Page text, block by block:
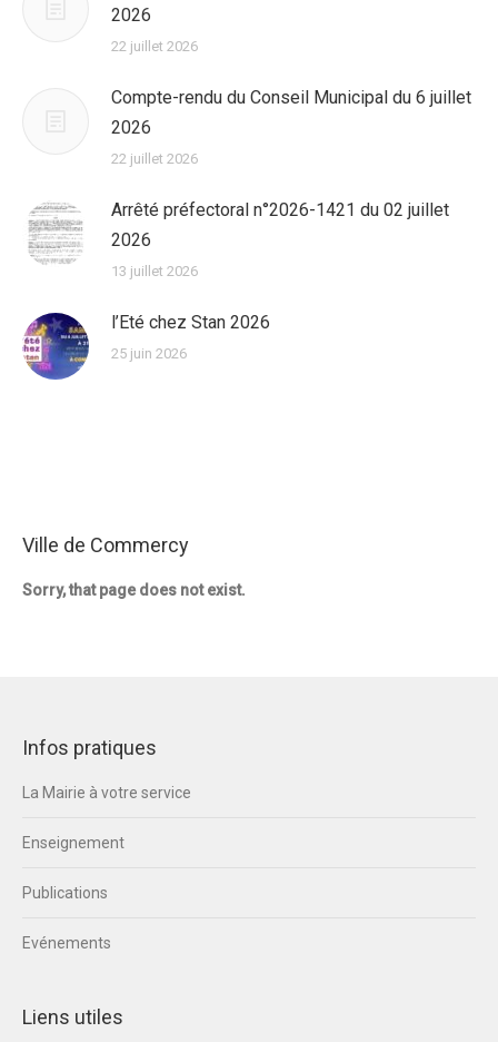
2026
22 juillet 2026
Compte-rendu du Conseil Municipal du 6 juillet
2026
22 juillet 2026
Arrêté préfectoral n°2026-1421 du 02 juillet
2026
13 juillet 2026
l’Eté chez Stan 2026
25 juin 2026
Ville de Commercy
Sorry, that page does not exist.
Infos pratiques
La Mairie à votre service
Enseignement
Publications
Evénements
Liens utiles